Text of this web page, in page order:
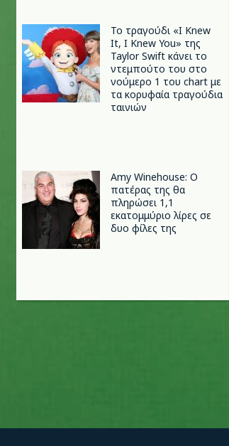
Το τραγούδι «I Knew
It, I Knew You» της
Taylor Swift κάνει το
ντεμπούτο του στο
νούμερο 1 του chart με
τα κορυφαία τραγούδια
ταινιών
Amy Winehouse: Ο
πατέρας της θα
πληρώσει 1,1
εκατομμύριο λίρες σε
δυο φίλες της